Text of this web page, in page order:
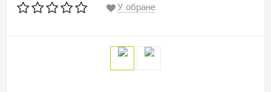
У обране